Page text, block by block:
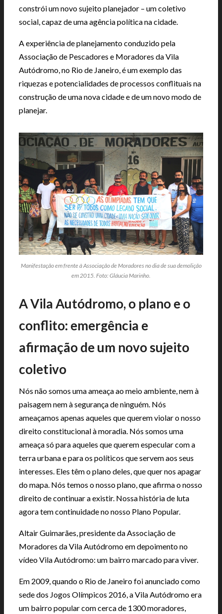
constrói um novo sujeito planejador – um coletivo
social, capaz de uma agência política na cidade.
A experiência de planejamento conduzido pela
Associação de Pescadores e Moradores da Vila
Autódromo, no Rio de Janeiro, é um exemplo das
riquezas e potencialidades de processos conflituais na
construção de uma nova cidade e de um novo modo de
planejar.
Manifestação em frente à Associação de Moradores no dia de sua demolição
em 2015. Foto: Gláucia Marinho.
A Vila Autódromo, o plano e o
conflito: emergência e
afirmação de um novo sujeito
coletivo
Nós não somos uma ameaça ao meio ambiente, nem à
paisagem nem à segurança de ninguém. Nós
ameaçamos apenas aqueles que querem violar o nosso
direito constitucional à moradia. Nós somos uma
ameaça só para aqueles que querem especular com a
terra urbana e para os políticos que servem aos seus
interesses. Eles têm o plano deles, que quer nos apagar
do mapa. Nós temos o nosso plano, que afirma o nosso
direito de continuar a existir. Nossa história de luta
agora tem continuidade no nosso Plano Popular.
Altair Guimarães, presidente da Associação de
Moradores da Vila Autódromo em depoimento no
vídeo Vila Autódromo: um bairro marcado para viver.
Em 2009, quando o Rio de Janeiro foi anunciado como
sede dos Jogos Olímpicos 2016, a Vila Autódromo era
um bairro popular com cerca de 1300 moradores,